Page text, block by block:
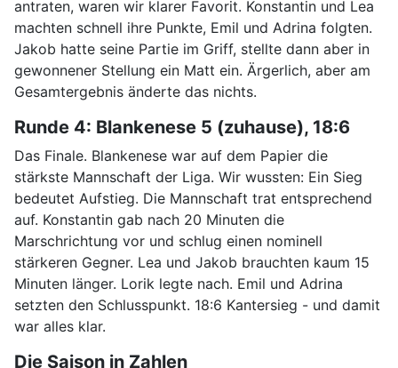
antraten, waren wir klarer Favorit. Konstantin und Lea
machten schnell ihre Punkte, Emil und Adrina folgten.
Jakob hatte seine Partie im Griff, stellte dann aber in
gewonnener Stellung ein Matt ein. Ärgerlich, aber am
Gesamtergebnis änderte das nichts.
Runde 4: Blankenese 5 (zuhause), 18:6
Das Finale. Blankenese war auf dem Papier die
stärkste Mannschaft der Liga. Wir wussten: Ein Sieg
bedeutet Aufstieg. Die Mannschaft trat entsprechend
auf. Konstantin gab nach 20 Minuten die
Marschrichtung vor und schlug einen nominell
stärkeren Gegner. Lea und Jakob brauchten kaum 15
Minuten länger. Lorik legte nach. Emil und Adrina
setzten den Schlusspunkt. 18:6 Kantersieg - und damit
war alles klar.
Die Saison in Zahlen